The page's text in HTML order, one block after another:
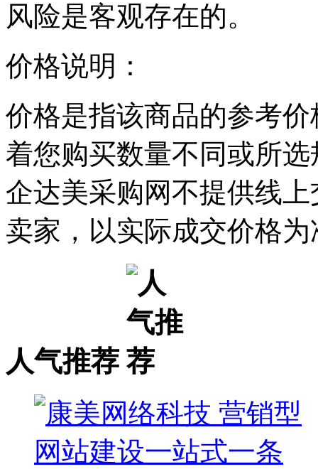
风险是客观存在的。
价格说明：
价格是指该商品的参考
着您购买数量不同或所
企达美采购网不提供线
卖家，以实际成交价格为
人气推荐